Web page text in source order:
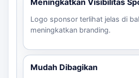
Logo sponsor terlihat jelas di
meningkatkan branding.
Mudah Dibagikan